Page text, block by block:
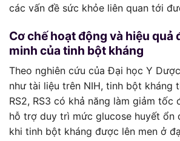
các vấn đề sức khỏe liên quan tới
Cơ chế hoạt động và hiệu
minh của tinh bột kháng
Theo nghiên cứu của Đại học Y
như tài liệu trên NIH, tinh bột kháng
RS2, RS3 có khả năng làm giảm tốc
hỗ trợ duy trì mức glucose huyết ổn
khi tinh bột kháng được lên men ở